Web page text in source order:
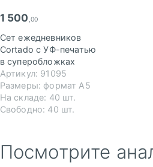
1 500 ,00
Сет ежедневников
Cortado с УФ-печатью
в суперобложках
Артикул: 91095
Размеры: формат А5
На складе: 40 шт.
Свободно: 40 шт.
Посмотрите